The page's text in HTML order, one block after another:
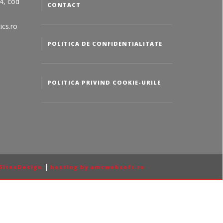
CONTACT
POLITICA DE CONFIDENTIALITATE
POLITICA PRIVIND COOKIE-URILE
| hosting by amcwebsoft.ro